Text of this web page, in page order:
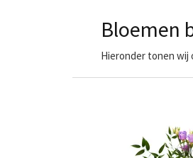
Bloemen
Hieronder tonen wij